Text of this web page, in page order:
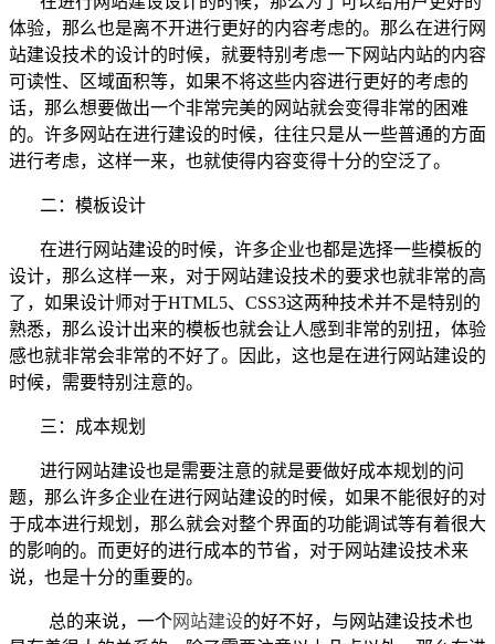
体验，那么也是离不开进行更好的内容考虑的。那么在进行网
站建设技术的设计的时候，就要特别考虑一下网站内站的内容
可读性、区域面积等，如果不将这些内容进行更好的考虑的
话，那么想要做出一个非常完美的网站就会变得非常的困难
的。许多网站在进行建设的时候，往往只是从一些普通的方面
进行考虑，这样一来，也就使得内容变得十分的空泛了。
二：模板设计
在进行网站建设的时候，许多企业也都是选择一些模板的
设计，那么这样一来，对于网站建设技术的要求也就非常的高
了，如果设计师对于HTML5、CSS3这两种技术并不是特别的
熟悉，那么设计出来的模板也就会让人感到非常的别扭，体验
感也就非常会非常的不好了。因此，这也是在进行网站建设的
时候，需要特别注意的。
三：成本规划
进行网站建设也是需要注意的就是要做好成本规划的问
题，那么许多企业在进行网站建设的时候，如果不能很好的对
于成本进行规划，那么就会对整个界面的功能调试等有着很大
的影响的。而更好的进行成本的节省，对于网站建设技术来
说，也是十分的重要的。
总的来说，一个网站建设的好不好，与网站建设技术也